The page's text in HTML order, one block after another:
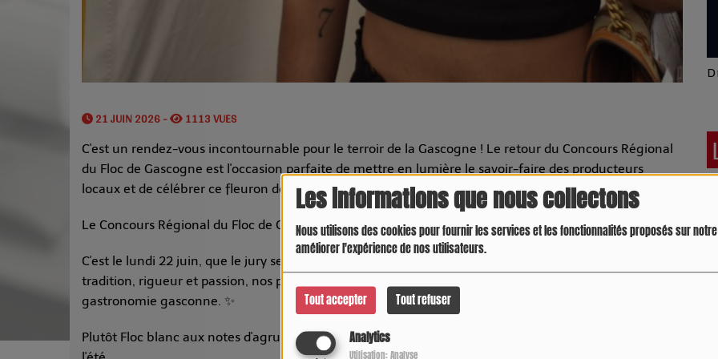
Les informations que nous collectons
Nous utilisons des cookies pour fournir les services et les fonctionnalités proposés sur
améliorer l'expérience de nos utilisateurs.
Tout accepter Tout refuser
Analytics
Utilisation: Analyse
21 JUIN 2026 - 1113 VUES
C'est un rendez-vous incontournable pour le terroir de la Gascogne ! Le retour du Concours Régional
du Floc de Gascogne est l'occasion parfaite de mettre en lumière le savoir-faire des producteurs
locaux et de célébrer ce fleuron de la gastronomie du Sud-Ouest, qu'il soit blanc ou rosé.
Le Concours Régional du Floc de Gascogne est de retour !
C'est le lundi 22 juin, que le jury se réunit pour distinguer les meilleurs nectars de l'appellation. Entre
tradition, rigueur et passion, nos producteurs locaux sont à l'honneur pour ce grand rendez-vous de la
gastronomie gasconne. ✨
Plutôt Floc blanc aux notes d'agrumes ou Floc rosé aux arômes de fruits rouges pour vos apéritifs de